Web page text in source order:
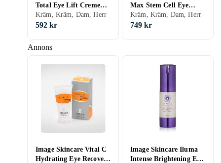
Annons
Total Eye Lift Creme
15ml
Kräm, Kräm, Dam, Herr
592 kr
Max Stem Cell Eye
Cream 15ml
Kräm, Kräm, Dam, Herr
749 kr
Image Skincare Vital C
Hydrating Eye Recovery
Image Skincare Iluma
Intense Brightening Eye